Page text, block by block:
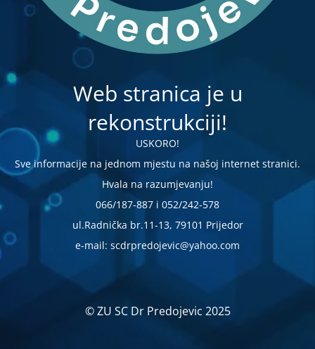
Web stranica je u
rekonstrukciji!
USKORO!
Sve informacije na jednom mjestu na našoj internet stranici.
Hvala na razumjevanju!
066/187-887 i 052/242-578
ul.Radnička br.11-13, 79101 Prijedor
e-mail: scdrpredojevic@yahoo.com
© ZU SC Dr Predojevic 2025